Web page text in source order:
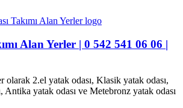
Alan Yerler | 0 542 541 06 06 |
olarak 2.el yatak odası, Klasik yatak odası,
Antika yatak odası ve Metebronz yatak odası